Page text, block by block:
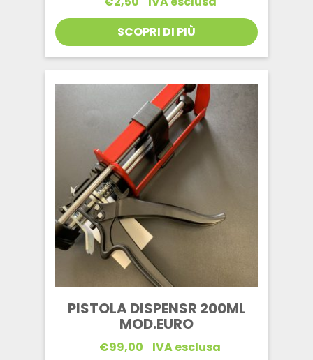
SCOPRI DI PIÙ
PISTOLA DISPENSR 200ML
MOD.EURO
€99,00
IVA esclusa